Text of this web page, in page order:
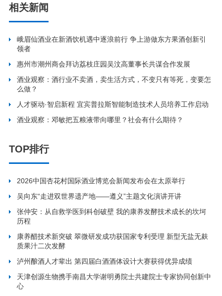
相关新闻
峨眉仙酒业在新酒饮机遇中逐浪前行 争上游做东方果酒创新引
领者
惠州市潮州商会拜访荔枝庄园吴汶高董事长共谋合作发展
酒业观察：酒行业不卖酒，卖生活方式，不变只有等死，变要怎
么做？
人才驱动·智启新程 宜宾普拉斯智能制造技术人员培养工作启动
酒业观察：邓敏把五粮液带向哪里？社会有什么期待？
TOP排行
2026中国杏花村国际酒业博览会新闻发布会在太原举行
吴向东“走进双世界遗产地——遵义”主题文化演讲开讲
张仲安：从自救学医到科创破壁 我的康养发酵技术成长的坎坷
历程
康养醋技术新突破 翠微研发成功获国家专利受理 新型无盐无麸
质果汁二次发酵
泸州酿酒人才辈出 第四届白酒酒体设计大赛获得优异成绩
天津创源生物携手南昌大学谢明勇院士共建院士专家协同创新中
心